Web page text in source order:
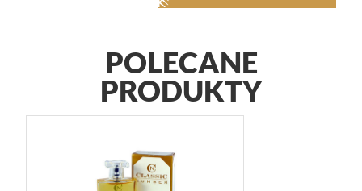
POLECANE
PRODUKTY